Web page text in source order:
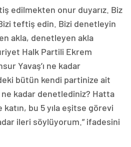
edilmekten onur duyarız. Biz
teftiş edin. Bizi denetleyin
akla, denetleyen akla
Halk Partili Ekrem
Yavaş’ı ne kadar
bütün kendi partinize ait
kadar denetlediniz? Hatta
bu 5 yıla eşitse görevi
ileri söylüyorum.” ifadesini